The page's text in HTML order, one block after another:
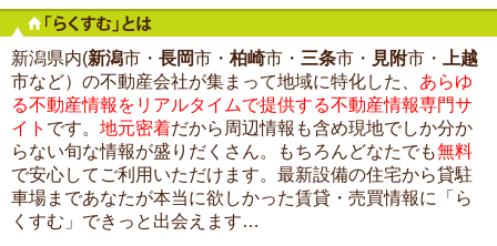
新潟県内(新潟市・ 長岡市・柏崎市・ 三条市・ 見附市・
上越
市など）の不動産会社が集まって地域に特化した、 あらゆ
る不動産情報をリアルタイムで提供する不動産情報専門サ
イト です。 地元密着だから周辺情報も含め現地でしか分か
らない旬な情報が盛りだくさん。もちろんどなたでも無料
で安心してご利用いただけます。最新設備の住宅から貸駐
車場まであなたが本当に欲しかった賃貸・売買情報に「ら
くすむ」できっと出会えます…